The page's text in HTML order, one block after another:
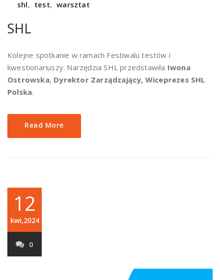
shl, test, warsztat
SHL
Kolejne spotkanie w ramach Festiwalu testów i
kwestionariuszy. Narzędzia SHL przedstawiła Iwona
Ostrowska, Dyrektor Zarządzający, Wiceprezes SHL
Polska.
Read More
12
kwi,2024
0